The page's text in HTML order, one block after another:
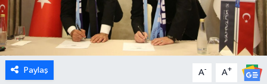
Paylaş A- A+
Foto Galeri
Gediz
Genel